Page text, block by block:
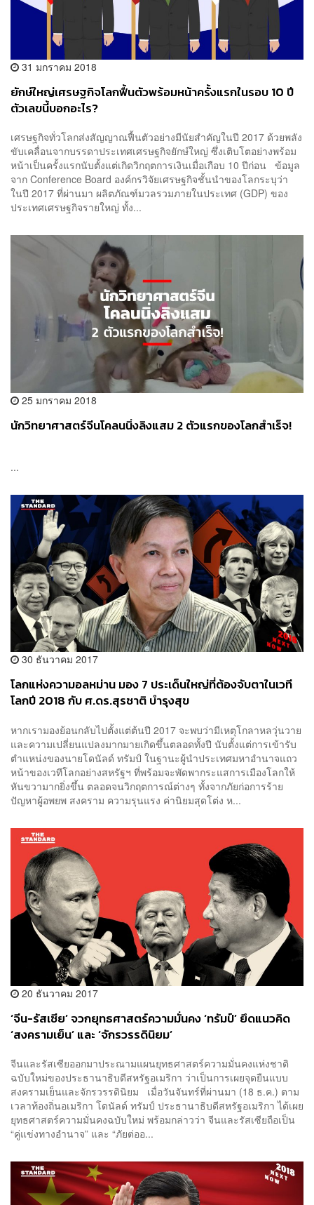
31 มกราคม 2018
ยักษ์ใหญ่เศรษฐกิจโลกฟื้นตัวพร้อมหน้าครั้งแรกในรอบ 10 ปี
ตัวเลขนี้บอกอะไร?
เศรษฐกิจทั่วโลกส่งสัญญาณฟื้นตัวอย่างมีนัยสำคัญในปี 2017 ด้วยพลัง
ขับเคลื่อนจากบรรดาประเทศเศรษฐกิจยักษ์ใหญ่ ซึ่งเติบโตอย่างพร้อม
หน้าเป็นครั้งแรกนับตั้งแต่เกิดวิกฤตการเงินเมื่อเกือบ 10 ปีก่อน ข้อมูล
จาก Conference Board องค์กรวิจัยเศรษฐกิจชั้นนำของโลกระบุว่า
ในปี 2017 ที่ผ่านมา ผลิตภัณฑ์มวลรวมภายในประเทศ (GDP) ของ
ประเทศเศรษฐกิจรายใหญ่ ทั้ง...
25 มกราคม 2018
นักวิทยาศาสตร์จีนโคลนนิ่งลิงแสม 2 ตัวแรกของโลกสำเร็จ!
...
30 ธันวาคม 2017
โลกแห่งความอลหม่าน มอง 7 ประเด็นใหญ่ที่ต้องจับตาในเวที
โลกปี 2018 กับ ศ.ดร.สุรชาติ บำรุงสุข
หากเรามองย้อนกลับไปตั้งแต่ต้นปี 2017 จะพบว่ามีเหตุโกลาหลวุ่นวาย
และความเปลี่ยนแปลงมากมายเกิดขึ้นตลอดทั้งปี นับตั้งแต่การเข้ารับ
ตำแหน่งของนายโดนัลด์ ทรัมป์ ในฐานะผู้นำประเทศมหาอำนาจแถว
หน้าของเวทีโลกอย่างสหรัฐฯ ที่พร้อมจะพัดพากระแสการเมืองโลกให้
หันขวามากยิ่งขึ้น ตลอดจนวิกฤตการณ์ต่างๆ ทั้งจากภัยก่อการร้าย
ปัญหาผู้อพยพ สงคราม ความรุนแรง ค่านิยมสุดโต่ง ห...
20 ธันวาคม 2017
‘จีน-รัสเซีย’ จวกยุทธศาสตร์ความมั่นคง ‘ทรัมป์’ ยึดแนวคิด
‘สงครามเย็น’ และ ‘จักรวรรดินิยม’
จีนและรัสเซียออกมาประณามแผนยุทธศาสตร์ความมั่นคงแห่งชาติ
ฉบับใหม่ของประธานาธิบดีสหรัฐอเมริกา ว่าเป็นการเผยจุดยืนแบบ
สงครามเย็นและจักรวรรดินิยม เมื่อวันจันทร์ที่ผ่านมา (18 ธ.ค.) ตาม
เวลาท้องถิ่นอเมริกา โดนัลด์ ทรัมป์ ประธานาธิบดีสหรัฐอเมริกา ได้เผย
ยุทธศาสตร์ความมั่นคงฉบับใหม่ พร้อมกล่าวว่า จีนและรัสเซียถือเป็น
“คู่แข่งทางอำนาจ” และ “ภัยต่ออ...